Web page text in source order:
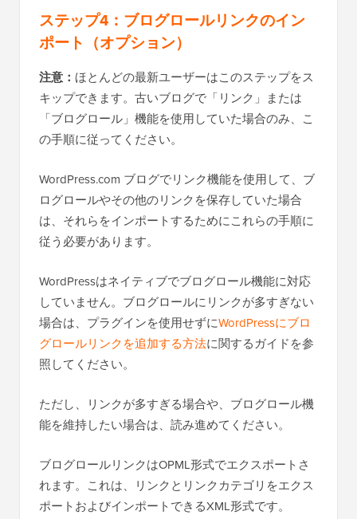
ステップ4：ブログロールリンクのイン
ポート（オプション）
注意： ほとんどの最新ユーザーはこのステップをス
キップできます。古いブログで「リンク」または
「ブログロール」機能を使用していた場合のみ、こ
の手順に従ってください。
WordPress.com ブログでリンク機能を使用して、ブ
ログロールやその他のリンクを保存していた場合
は、それらをインポートするためにこれらの手順に
従う必要があります。
WordPressはネイティブでブログロール機能に対応
していません。ブログロールにリンクが多すぎない
場合は、プラグインを使用せずにWordPressにブロ
グロールリンクを追加する方法に関するガイドを参
照してください。
ただし、リンクが多すぎる場合や、ブログロール機
能を維持したい場合は、読み進めてください。
ブログロールリンクはOPML形式でエクスポートさ
れます。これは、リンクとリンクカテゴリをエクス
ポートおよびインポートできるXML形式です。